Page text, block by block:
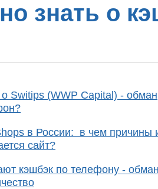
знать о
Switips (WWP Capital) -
в России: в чем причины
сайт?
кэшбэк по телефону -